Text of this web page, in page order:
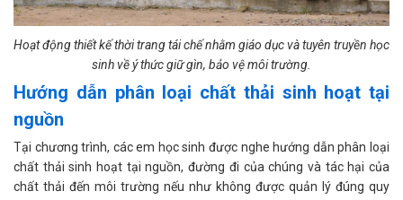
Hoạt động thiết kế thời trang tái chế nhằm giáo dục và tuyên truyền học
sinh về ý thức giữ gìn, bảo vệ môi trường.
Hướng dẫn phân loại chất thải sinh hoạt tại
nguồn
Tại chương trình, các em học sinh được nghe hướng dẫn phân loại
chất thải sinh hoạt tại nguồn, đường đi của chúng và tác hại của
chất thải đến môi trường nếu như không được quản lý đúng quy